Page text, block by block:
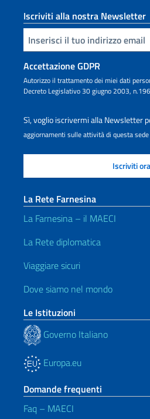
Iscriviti alla nostra Newsletter
Inserisci la tua email
Accettazione GDPR
Autorizzo il trattamento dei miei dati
Decreto Legislativo 30 giugno 2003, n.196
Sì, voglio iscrivermi alla Newsletter
aggiornamenti sulle attività di questa sede
La Rete Farnesina
La Farnesina – il MAECI
La Rete diplomatica
Viaggiare sicuri
Dove siamo nel mondo
Le Istituzioni
Governo Italiano
Europa.eu
Domande frequenti
Faq – MAECI